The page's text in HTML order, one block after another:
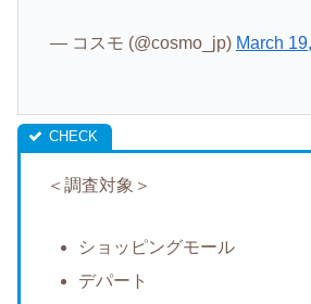
— コスモ (@cosmo_jp) March
＜調査対象＞
ショッピングモール
デパート